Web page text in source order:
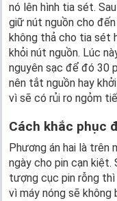
nó lên hình tia sét.
giữ nút nguồn cho
không thả cho tia sét
khỏi nút nguồn. Lúc
nguyên sạc để đó 30
nên tắt nguồn hay
vì sẽ có rủi ro ngỏm
Cách khắc phục
Phương án hai là trên
ngày cho pin cạn kiệt.
tượng cục pin rỗng
vì máy nóng sẽ